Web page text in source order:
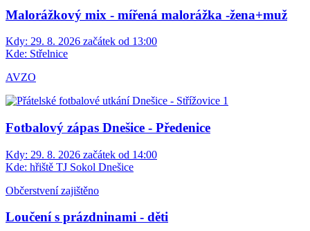
Malorážkový mix - mířená malorážka -žena+muž
Kdy: 29. 8. 2026 začátek od 13:00
Kde: Střelnice
AVZO
Fotbalový zápas Dnešice - Předenice
Kdy: 29. 8. 2026 začátek od 14:00
Kde: hřiště TJ Sokol Dnešice
Občerstvení zajištěno
Loučení s prázdninami - děti